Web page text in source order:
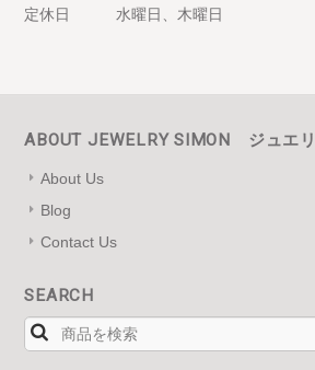
定休日
水曜日、木曜日
ABOUT JEWELRY SIMON ジュエ
About Us
Blog
Contact Us
SEARCH